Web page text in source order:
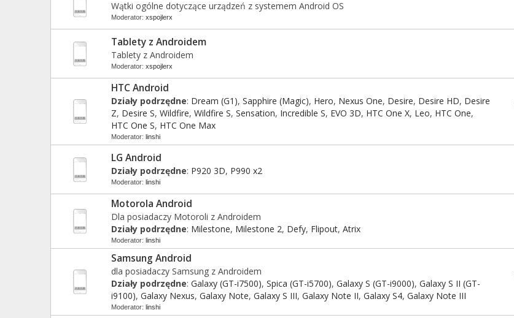
Wątki ogólne dotyczące urządzeń z systemem Android OS
Moderator:xspojlerx
Tablety z Androidem
Tablety z Androidem
Moderator:xspojlerx
HTC Android
Działy podrzędne: Dream (G1),Sapphire (Magic), Hero, Nexus One, Desire, Desire HD, Desire
Z, Desire S,Wildfire,Wildfire S,Sensation, Incredible S, EVO 3D, HTC One X, Leo, HTC One,
HTC One S, HTC One Max
Moderator:linshi
LG Android
Działy podrzędne: P920 3D, P990 x2
Moderator:linshi
Motorola Android
Dla posiadaczy Motoroli z Androidem
Działy podrzędne: Milestone, Milestone 2, Defy, Flipout,Atrix
Moderator:linshi
Samsung Android
dla posiadaczy Samsung z Androidem
Działy podrzędne:Galaxy (GT-i7500),Spica (GT-i5700),Galaxy S (GT-i9000),Galaxy S II (GT-
i9100),Galaxy Nexus,Galaxy Note,Galaxy S III,Galaxy Note II,Galaxy S4,Galaxy Note III
Moderator:linshi